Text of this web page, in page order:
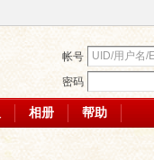
帐号
密码
相册 帮助